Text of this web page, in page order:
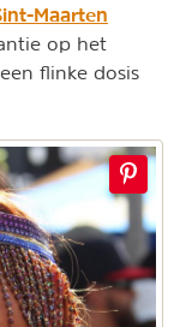
Maarten
op het
flinke dosis